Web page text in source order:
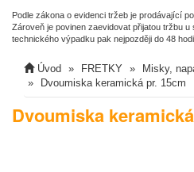
Podle zákona o evidenci tržeb je prodávající
Zároveň je povinen zaevidovat přijatou tržbu
technického výpadku pak nejpozději do 48
Úvod FRETKY Misky,
Dvoumiska keramická pr. 15cm
Dvoumiska